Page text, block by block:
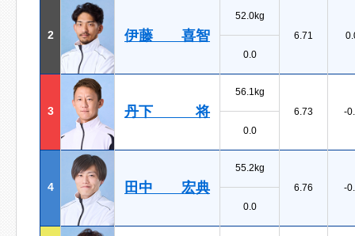
2 伊藤 喜智
52.0kg
6.71
0.0
3 丹下 将
56.1kg
6.73
-
0.0
4 田中 宏典
55.2kg
6.76
-
0.0